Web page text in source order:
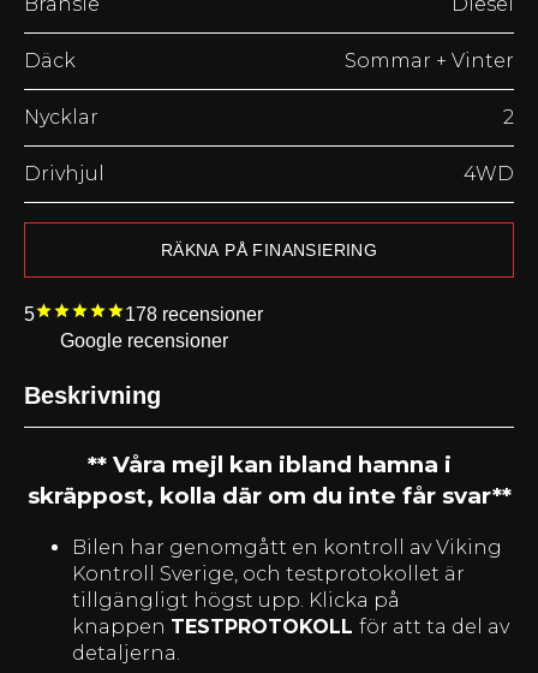
Däck Sommar + Vinter
Nycklar 2
Drivhjul 4WD
RÄKNA PÅ FINANSIERING
5 178 recensioner
Google recensioner
Beskrivning
** Våra mejl kan ibland hamna i
skräppost, kolla där om du inte får svar**
Bilen har genomgått en kontroll av Viking
Kontroll Sverige, och testprotokollet är
tillgängligt högst upp. Klicka på
knappen TESTPROTOKOLL för att ta del av
detaljerna.